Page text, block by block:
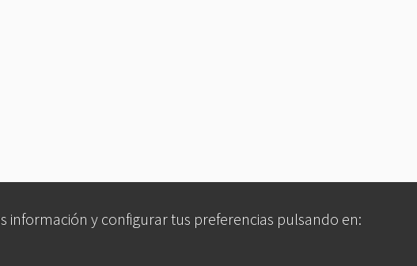
información y configurar tus preferencias pulsando en: